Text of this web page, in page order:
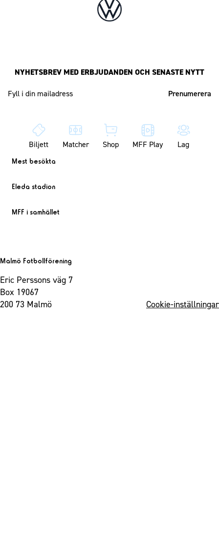
NYHETSBREV MED ERBJUDANDEN OCH SENASTE NYTT
Biljett Matcher Shop MFF Play Lag
Mest besökta
Eleda stadion
MFF i samhället
Malmö Fotbollförening
Eric Perssons väg 7
Box 19067
200 73 Malmö
Cookie-inställningar